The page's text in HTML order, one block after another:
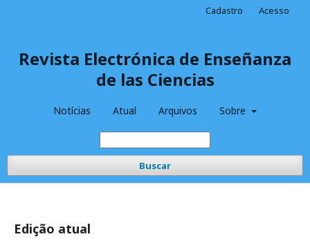
Revista Electrónica de Enseñanza
de las Ciencias
Notícias Atual Arquivos Sobre
Buscar
Cadastro Acesso
Edição atual